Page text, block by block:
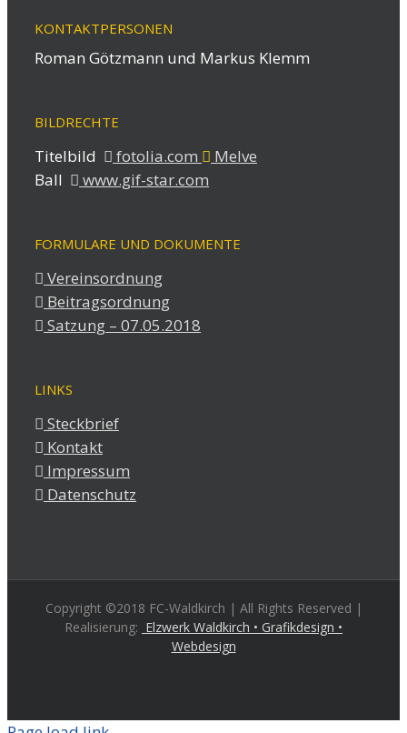
KONTAKTPERSONEN
Roman Götzmann und Markus Klemm
BILDRECHTE
Titelbild fotolia.com
Melve
Ball
www.gif-star.com
FORMULARE UND DOKUMENTE
Vereinsordnung
Beitragsordnung
Satzung – 07.05.2018
LINKS
Steckbrief
Kontakt
Impressum
Datenschutz
Copyright ©2018 FC-Waldkirch | All Rights Reserved |
Realisierung: Elzwerk Waldkirch • Grafikdesign •
Webdesign